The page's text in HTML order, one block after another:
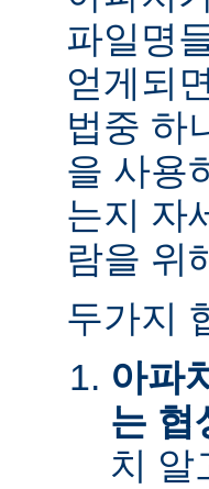
파일명
얻게되
법중 하
을 사용
는지 자
람을 위
두가지
아파
는 협
치 알